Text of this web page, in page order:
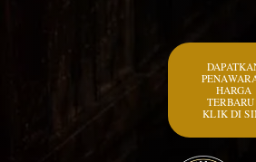
HARGA
KLIK DI